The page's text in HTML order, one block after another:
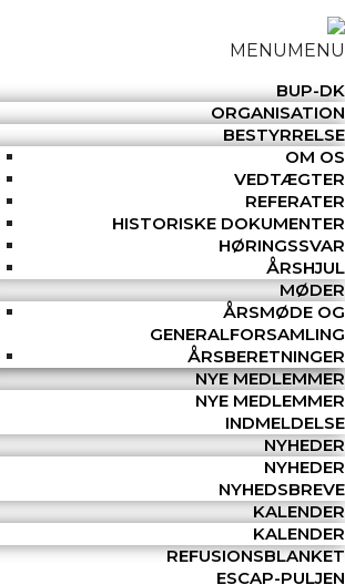
MENUMENU
BUP-DK
ORGANISATION
BESTYRRELSE
OM OS
VEDTÆGTER
REFERATER
HISTORISKE DOKUMENTER
HØRINGSSVAR
ÅRSHJUL
MØDER
ÅRSMØDE OG
GENERALFORSAMLING
ÅRSBERETNINGER
NYE MEDLEMMER
NYE MEDLEMMER
INDMELDELSE
NYHEDER
NYHEDER
NYHEDSBREVE
KALENDER
KALENDER
REFUSIONSBLANKET
ESCAP-PULJEN